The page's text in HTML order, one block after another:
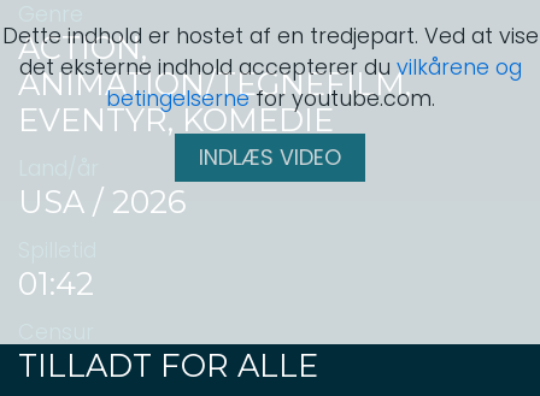
Dette indhold er hostet af en tredjepart. Ved at vise
det eksterne indhold accepterer du vilkårene og
betingelsernefor youtube.com.
INDLÆS VIDEO
ACTION,
ANIMATION/TEGNEFILM,
EVENTYR, KOMEDIE
USA / 2026
01:42
TILLADT FOR ALLE